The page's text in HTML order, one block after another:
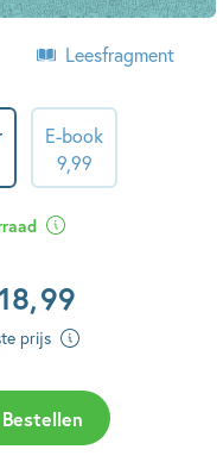
Leesfragment
E-book
9,99
,99
prijs
Bestellen